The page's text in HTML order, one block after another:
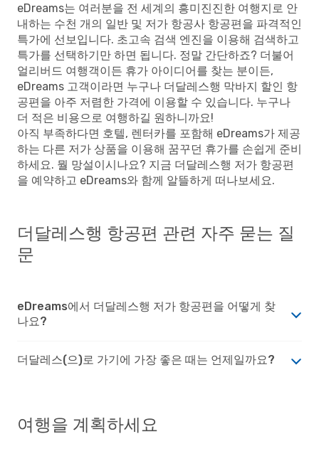
eDreams는 여러분을 전 세계의 흥미진진한 여행지로 안
내하는 수천 개의 일반 및 저가 항공사 항공편을 파격적인
특가에 선보입니다. 초고속 검색 엔진을 이용해 검색하고
특가를 선택하기만 하면 됩니다. 정말 간단하죠? 더불어
얼리버드 여행객이든 휴가 아이디어를 찾는 분이든,
eDreams 고객이라면 누구나 더달레스행 막바지 할인 항
공편을 아주 저렴한 가격에 이용할 수 있습니다. 누구나
더 적은 비용으로 여행하길 원하니까요!
아직 부족하다면 호텔, 렌터카를 포함해 eDreams가 제공
하는 다른 저가 상품을 이용해 꿈꾸던 휴가를 손쉽게 준비
하세요. 뭘 망설이시나요? 지금 더달레스행 저가 항공편
을 예약하고 eDreams와 함께 알뜰하게 떠나보세요.
더달레스행 항공편 관련 자주 묻는 질
문
eDreams에서 더달레스행 저가 항공편을 어떻게 찾
나요?
더달레스(으)로 가기에 가장 좋은 때는 언제일까요?
여행을 계획하세요